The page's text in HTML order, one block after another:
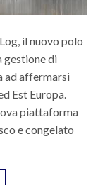
il nuovo polo
gestione di
ad affermarsi
Est Europa.
piattaforma
e congelato